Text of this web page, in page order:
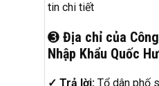
tin chi tiết
➌ Địa chỉ của
Nhập Khẩu Quốc
✓ Trả lời: Tổ dân phố